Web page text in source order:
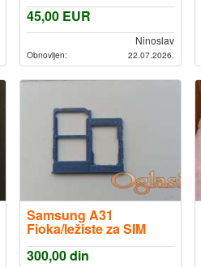
45,00EUR
Ninoslav
Obnovljen: 22.07.2026.
Samsung A31
Fioka/ležiste za SIM
kartice i microSD
Moguca zamena
300,00din